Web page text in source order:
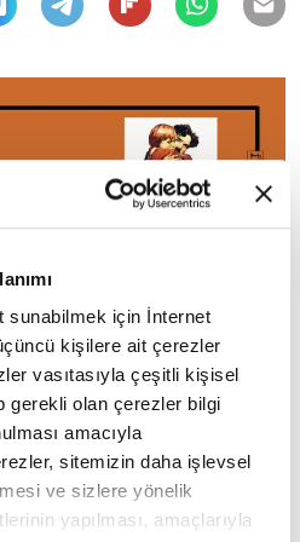
sunabilmek için İnternet
kişilere ait çerezler
vasıtasıyla çeşitli kişisel
gerekli olan çerezler bilgi
amacıyla
sitemizin daha işlevsel
ve sizlere yönelik
yapılması, amaçlarıyla
çocukla onu sahiplenen bir
ediniyor. Edna doğum
tarafından terk edildi. Bir
bakabilecek gücü